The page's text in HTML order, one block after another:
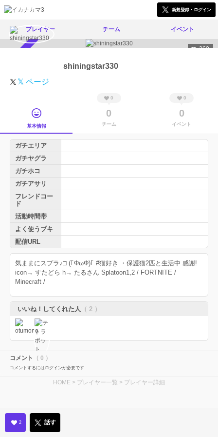
新規登録・ログイン
プレイヤー チーム イベント
269
shiningstar330
𝕏 ページ
基本情報
0
0
チーム
0
0
イベント
ガチエリア
ガチヤグラ
ガチホコ
ガチアサリ
フレンドコー
ド
活動時間帯
よく使うブキ
配信URL
気ままにスプラ♪□ (｢ΦωΦ)｢ #猫好き ・保護猫2匹と生活中 感謝!
icon→ すたどら h→ たるさん Splatoon1,2 / FORTNITE /
Minecraft /
いいね！してくれた人 （ 2 ）
コメント （ 0 ）
コメントするにはログインが必要です
HOME > プレイヤー一覧 > プレイヤー詳細
2 話す